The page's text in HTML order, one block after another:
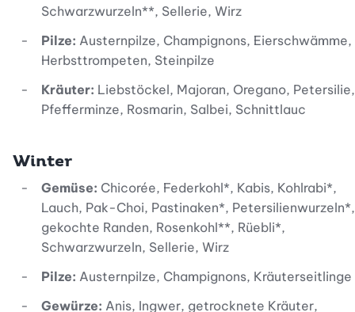
Schwarzwurzeln**, Sellerie, Wirz
Pilze: Austernpilze, Champignons, Eierschwämme,
Herbsttrompeten, Steinpilze
Kräuter: Liebstöckel, Majoran, Oregano, Petersilie,
Pfefferminze, Rosmarin, Salbei, Schnittlauc
Winter
Gemüse: Chicorée, Federkohl*, Kabis, Kohlrabi*,
Lauch, Pak-Choi, Pastinaken*, Petersilienwurzeln*,
gekochte Randen, Rosenkohl**, Rüebli*,
Schwarzwurzeln, Sellerie, Wirz
Pilze: Austernpilze, Champignons, Kräuterseitlinge
Gewürze: Anis, Ingwer, getrocknete Kräuter,